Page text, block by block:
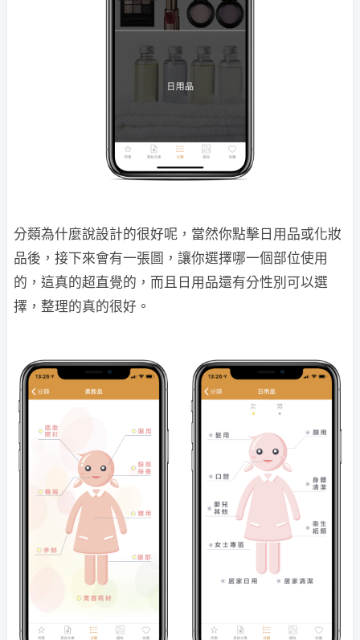
分類為什麼說設計的很好呢，當然你點擊日用品或化妝
品後，接下來會有一張圖，讓你選擇哪一個部位使用
的，這真的超直覺的，而且日用品還有分性別可以選
擇，整理的真的很好。